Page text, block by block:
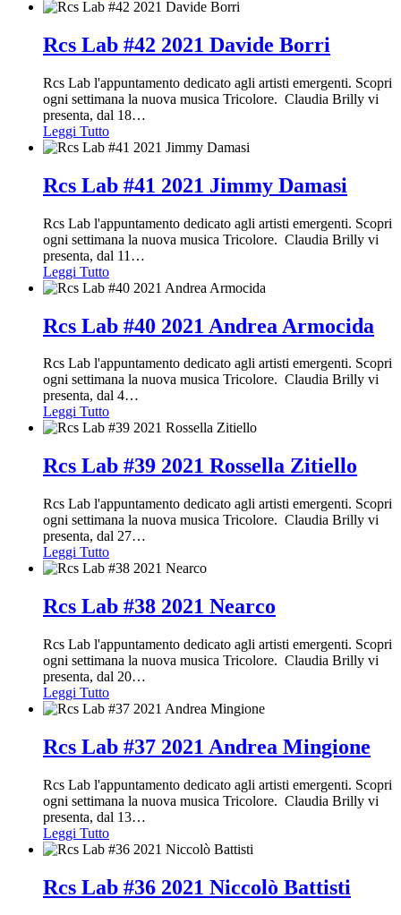
Rcs Lab #42 2021 Davide Borri
Rcs Lab l'appuntamento dedicato agli artisti emergenti. Scopri
ogni settimana la nuova musica Tricolore. Claudia Brilly vi
presenta, dal 18…
Leggi Tutto
Rcs Lab #41 2021 Jimmy Damasi
Rcs Lab l'appuntamento dedicato agli artisti emergenti. Scopri
ogni settimana la nuova musica Tricolore. Claudia Brilly vi
presenta, dal 11 …
Leggi Tutto
Rcs Lab #40 2021 Andrea Armocida
Rcs Lab l'appuntamento dedicato agli artisti emergenti. Scopri
ogni settimana la nuova musica Tricolore. Claudia Brilly vi
presenta, dal 4…
Leggi Tutto
Rcs Lab #39 2021 Rossella Zitiello
Rcs Lab l'appuntamento dedicato agli artisti emergenti. Scopri
ogni settimana la nuova musica Tricolore. Claudia Brilly vi
presenta, dal 27…
Leggi Tutto
Rcs Lab #38 2021 Nearco
Rcs Lab l'appuntamento dedicato agli artisti emergenti. Scopri
ogni settimana la nuova musica Tricolore. Claudia Brilly vi
presenta, dal 20…
Leggi Tutto
Rcs Lab #37 2021 Andrea Mingione
Rcs Lab l'appuntamento dedicato agli artisti emergenti. Scopri
ogni settimana la nuova musica Tricolore. Claudia Brilly vi
presenta, dal 13…
Leggi Tutto
Rcs Lab #36 2021 Niccolò Battisti